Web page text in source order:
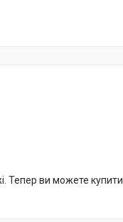
Тепер ви можете купити